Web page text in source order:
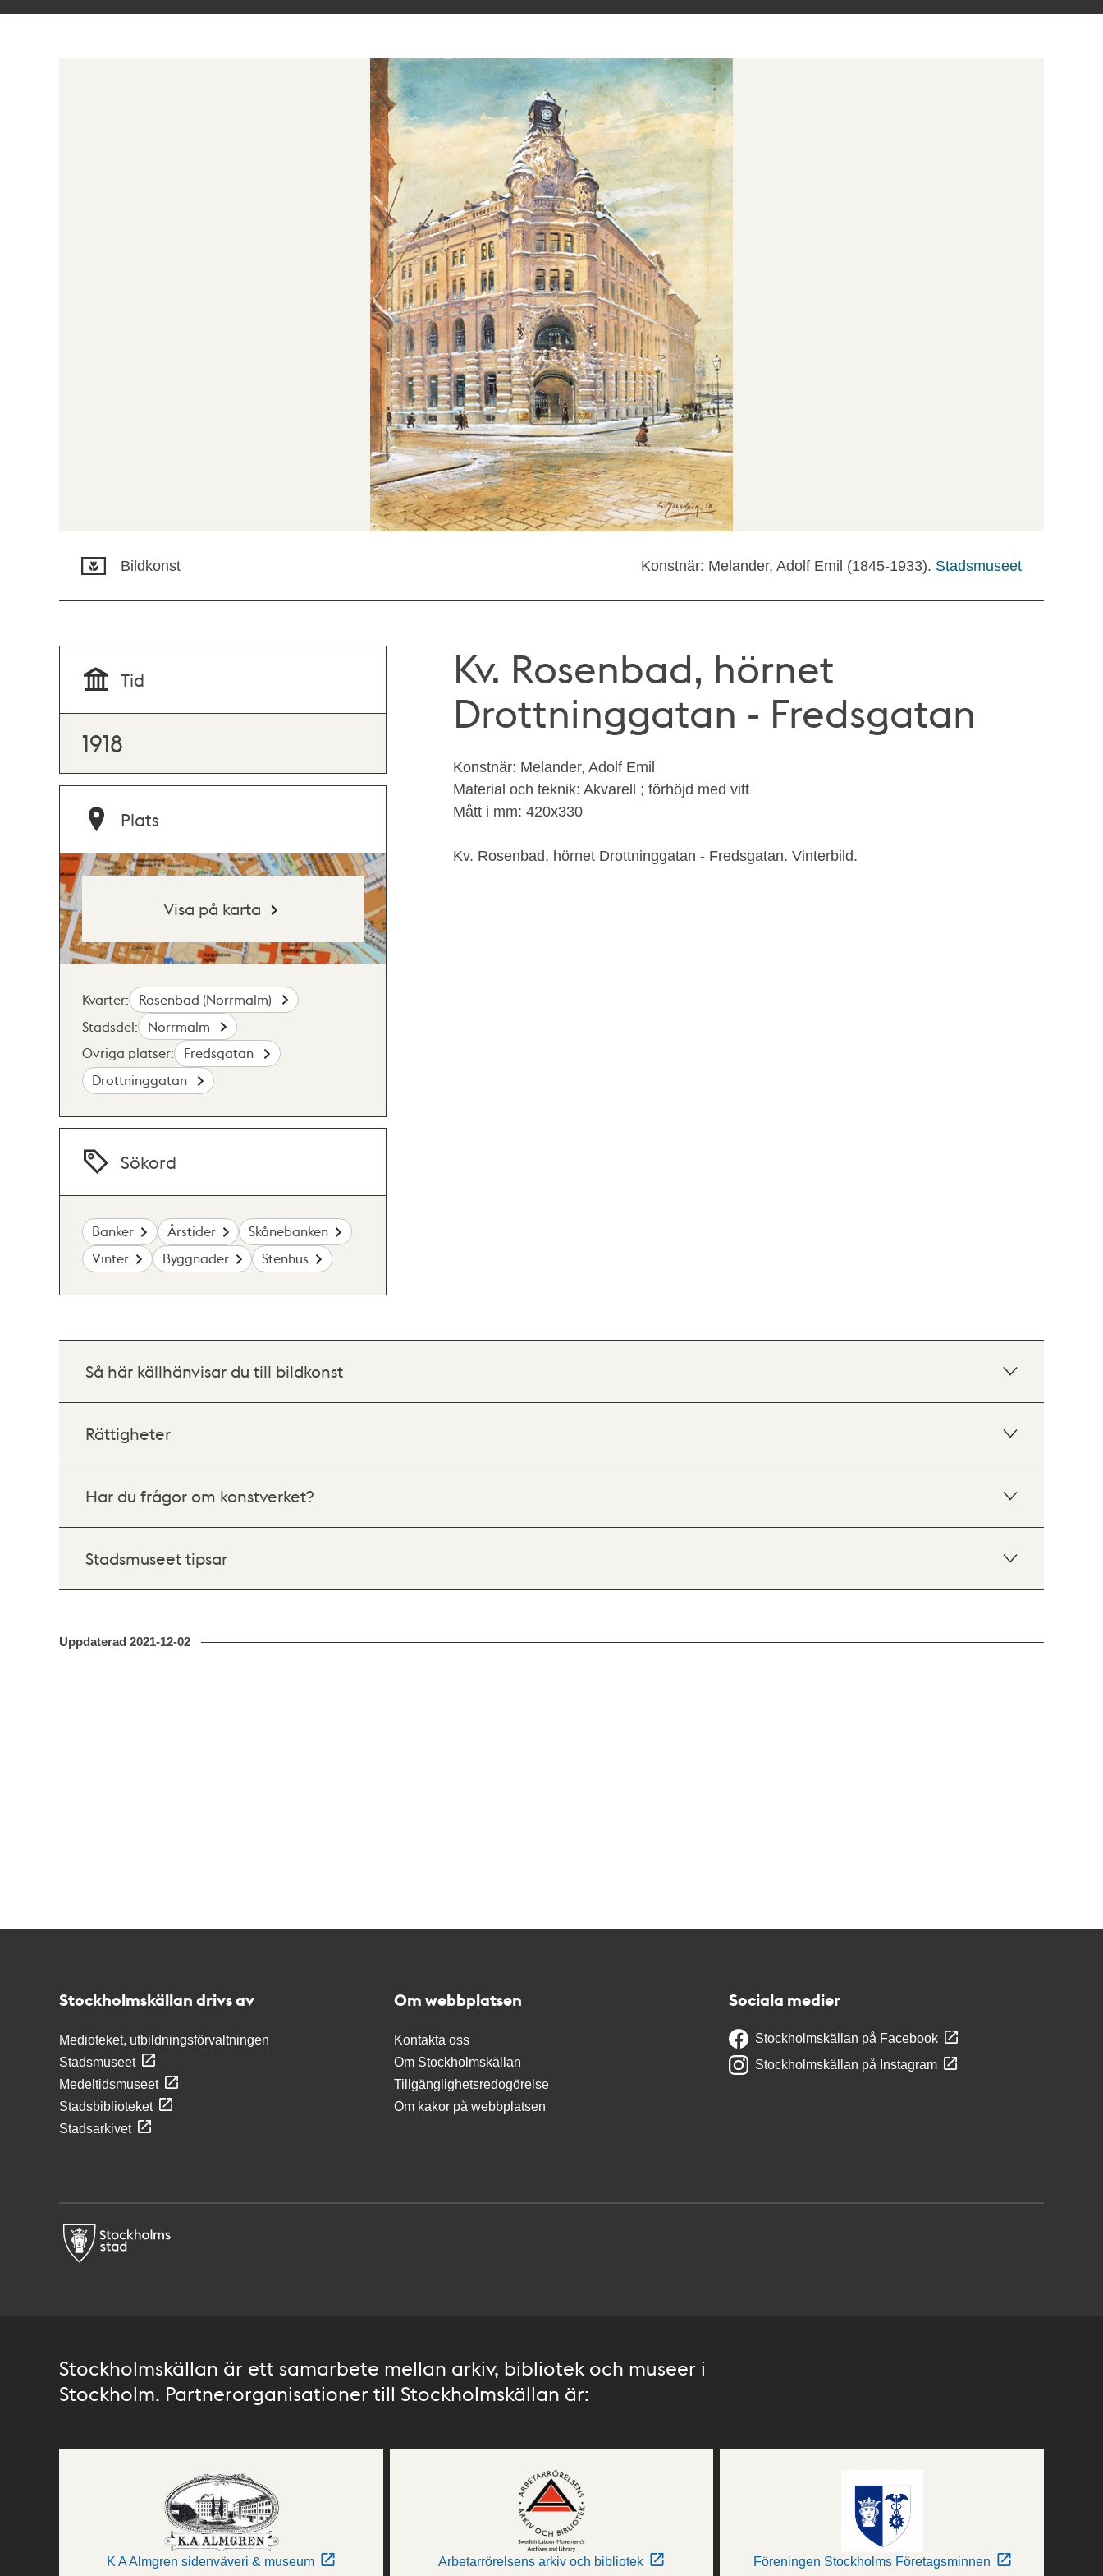
Bildkonst Konstnär: Melander, Adolf Emil (1845-1933). Stadsmuseet
Kv. Rosenbad, hörnet
Drottninggatan - Fredsgatan
Konstnär: Melander, Adolf Emil
Material och teknik: Akvarell ; förhöjd med vitt
Mått i mm: 420x330
Kv. Rosenbad, hörnet Drottninggatan - Fredsgatan. Vinterbild.
Tid
1918
Plats
Visa på karta
Kvarter:
Rosenbad (Norrmalm)
Stadsdel:
Norrmalm
Övriga platser:
Fredsgatan
Drottninggatan
Sökord
Banker Årstider
Skånebanken
Vinter
Byggnader Stenhus
Så här källhänvisar du till bildkonst
Rättigheter
Har du frågor om konstverket?
Stadsmuseet tipsar
Uppdaterad 2021-12-02
Stockholmskällan drivs av
Medioteket, utbildningsförvaltningen
Stadsmuseet
Medeltidsmuseet
Stadsbiblioteket
Stadsarkivet
Om webbplatsen
Kontakta oss
Om Stockholmskällan
Tillgänglighetsredogörelse
Om kakor på webbplatsen
Sociala medier
Stockholmskällan på Facebook
Stockholmskällan på Instagram
Stockholmskällan är ett samarbete mellan arkiv, bibliotek och museer i
Stockholm. Partnerorganisationer till Stockholmskällan är:
K A Almgren sidenväveri & museum Arbetarrörelsens arkiv och bibliotek Föreningen Stockholms Företagsminnen